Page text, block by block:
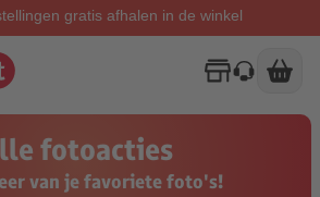
gratis afhalen in de winkel
fotoacties
van je favoriete foto's!